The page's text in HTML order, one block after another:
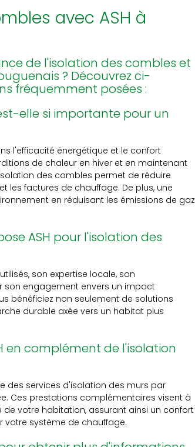
avec ASH à
de l'isolation des combles et
? Découvrez ci-
fréquemment posées :
elle si importante pour un
l'efficacité énergétique et le confort
de chaleur en hiver et en maintenant
des combles permet de réduire
les factures de chauffage. De plus, une
en réduisant les émissions de gaz
ASH pour l'isolation des
son expertise locale, son
engagement envers un impact
bénéficiez non seulement de solutions
durable axée vers un habitat plus
en complément de l'isolation
des services d'isolation des murs par
Ces prestations complémentaires visent à
votre habitation, assurant ainsi un confort
système de chauffage.